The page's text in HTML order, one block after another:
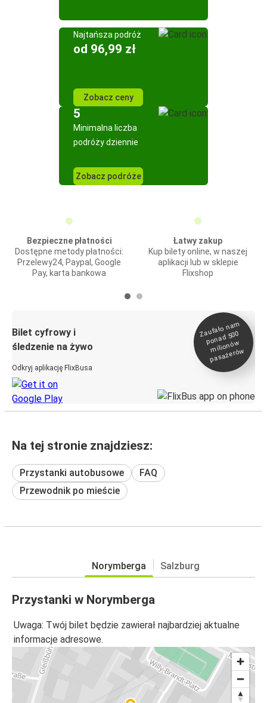
Najtańsza podróż
od 96,99 zł
Zobacz ceny
5
Minimalna liczba
podróży dziennie
Zobacz podróże
Bezpieczne płatności
Dostępne metody płatności:
Przelewy24, Paypal, Google
Pay, karta bankowa
Łatwy zakup
Kup bilety online, w naszej
aplikacji lub w sklepie
Flixshop
Bilet cyfrowy i
śledzenie na żywo
Odkryj aplikację FlixBusa
Zaufało na
m
ponad 500
milionó
w
pasażeró
w
Na tej stronie znajdziesz:
Przystanki autobusowe
FAQ
Przewodnik po mieście
Norymberga Salzburg
Przystanki w Norymberga
Uwaga: Twój bilet będzie zawierał najbardziej aktualne
informacje adresowe.